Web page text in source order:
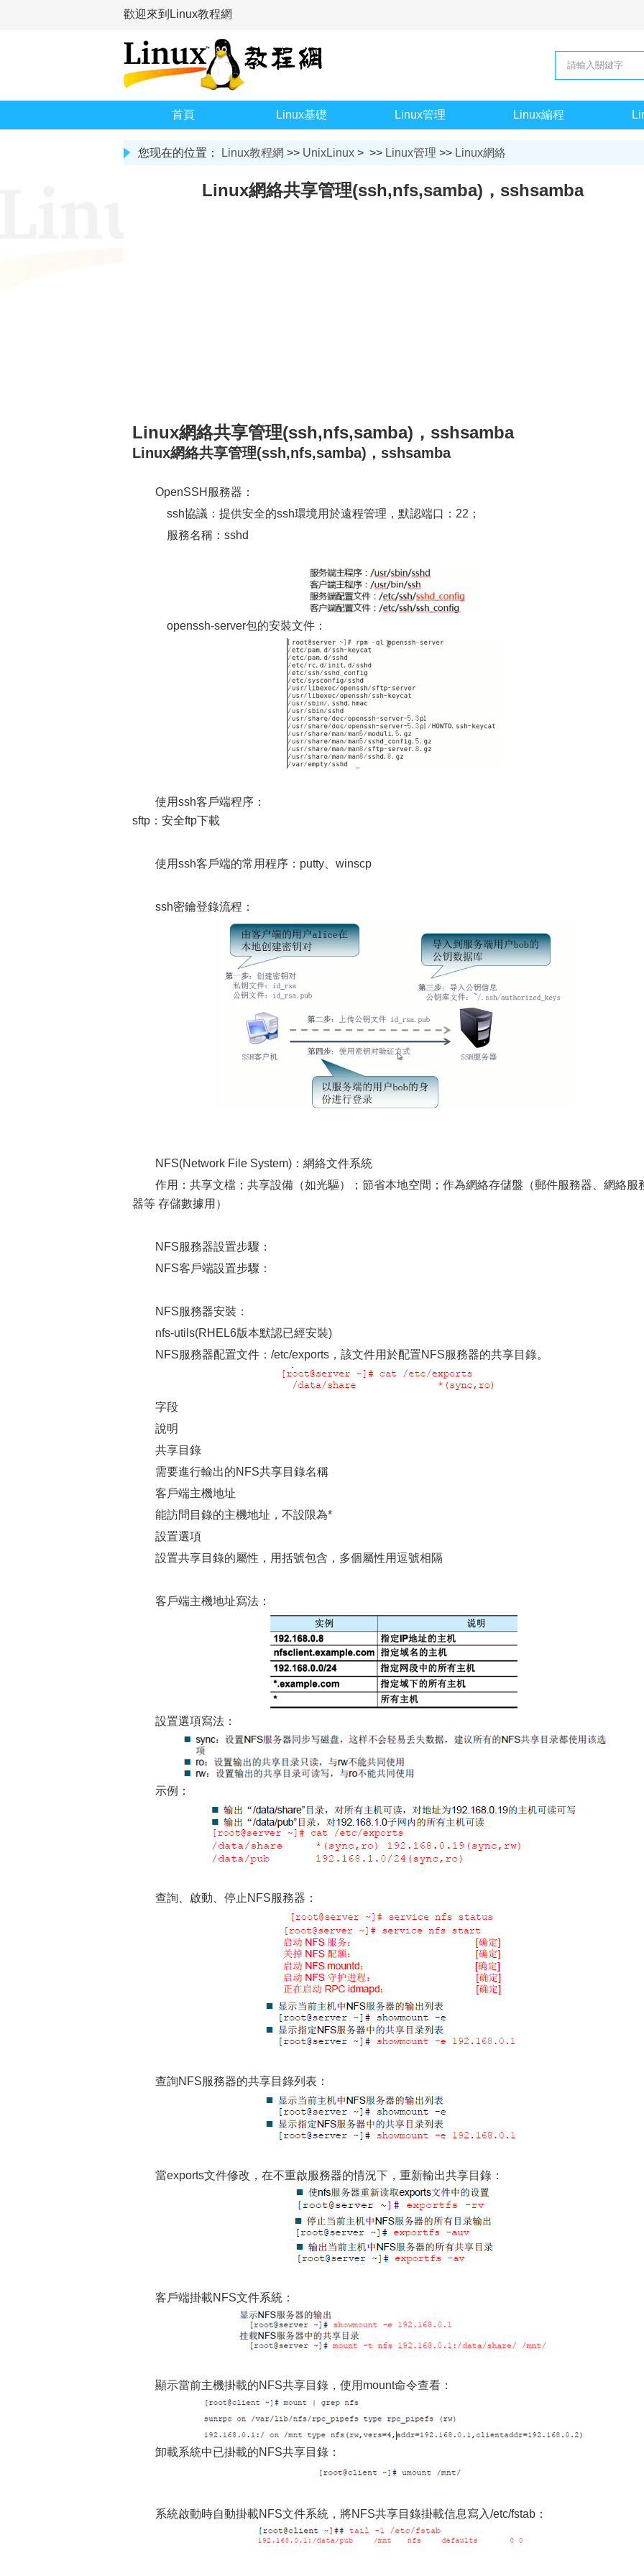
歡迎來到Linux教程網
首頁 Linux基礎 Linux管理 Linux編程
您现在的位置： Linux教程網 >> UnixLinux > >> Linux管理 >> Linux網絡
Linux網絡共享管理(ssh,nfs,samba)，sshsamba
Linux網絡共享管理(ssh,nfs,samba)，sshsamba
Linux網絡共享管理(ssh,nfs,samba)，sshsamba
OpenSSH服務器：
ssh協議：提供安全的ssh環境用於遠程管理，默認端口：22；
服務名稱：sshd
openssh-server包的安裝文件：
使用ssh客戶端程序：
sftp：安全ftp下載
使用ssh客戶端的常用程序：putty、winscp
ssh密鑰登錄流程：
NFS(Network File System)：網絡文件系統
作用：共享文檔；共享設備（如光驅）；節省本地空間；作為網絡存儲盤（郵件服務器、網絡服
器等 存儲數據用）
NFS服務器設置步驟：
NFS客戶端設置步驟：
NFS服務器安裝：
nfs-utils(RHEL6版本默認已經安裝)
NFS服務器配置文件：/etc/exports，該文件用於配置NFS服務器的共享目錄。
字段
說明
共享目錄
需要進行輸出的NFS共享目錄名稱
客戶端主機地址
能訪問目錄的主機地址，不設限為*
設置選項
設置共享目錄的屬性，用括號包含，多個屬性用逗號相隔
客戶端主機地址寫法：
設置選項寫法：
示例：
查詢、啟動、停止NFS服務器：
查詢NFS服務器的共享目錄列表：
當exports文件修改，在不重啟服務器的情況下，重新輸出共享目錄：
客戶端掛載NFS文件系統：
顯示當前主機掛載的NFS共享目錄，使用mount命令查看：
卸載系統中已掛載的NFS共享目錄：
系統啟動時自動掛載NFS文件系統，將NFS共享目錄掛載信息寫入/etc/fstab：